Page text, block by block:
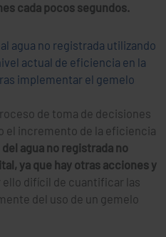
cada pocos segundos.
agua no registrada utilizando
actual de eficiencia en la
implementar el gemelo
de toma de decisiones
el incremento de la eficiencia
agua no registrada no
ya que hay otras acciones y
ello difícil de cuantificar las
del uso de un gemelo